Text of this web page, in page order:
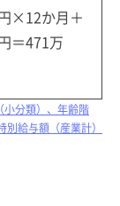
×12か月＋
＝471万
分類）、年齢階
給与額（産業計）